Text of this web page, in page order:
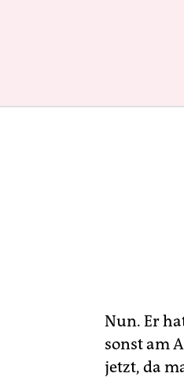
Nun. Er
sonst am
jetzt, da